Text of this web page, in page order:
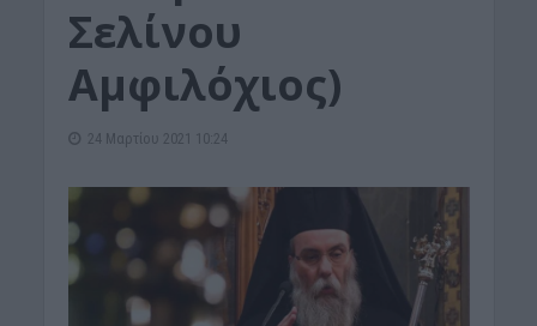
Σελίνου
Αμφιλόχιος)
24 Μαρτίου 2021 10:24